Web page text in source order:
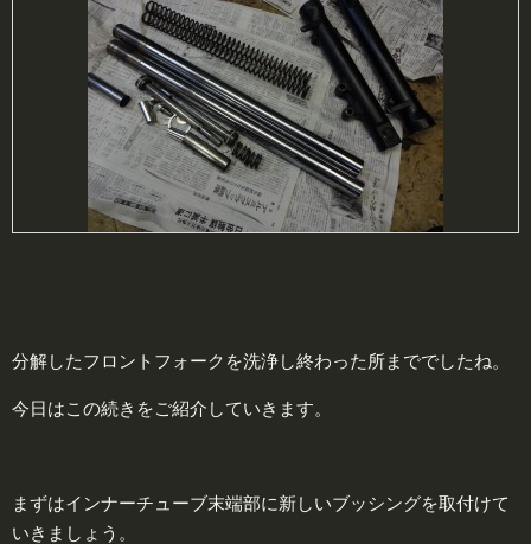
分解したフロントフォークを洗浄し終わった所まででしたね。
今日はこの続きをご紹介していきます。
まずはインナーチューブ末端部に新しいブッシングを取付けて
いきましょう。